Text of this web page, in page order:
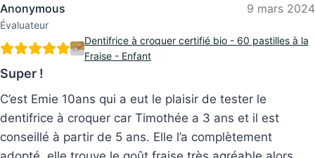
Anonymous
Évaluateur
9 mars 2024
Dentifrice à croquer certifié bio - 60 pastilles à la
Fraise - Enfant
Super !
C’est Emie 10ans qui a eut le plaisir de tester le
dentifrice à croquer car Timothée a 3 ans et il est
conseillé à partir de 5 ans. Elle l’a complètement